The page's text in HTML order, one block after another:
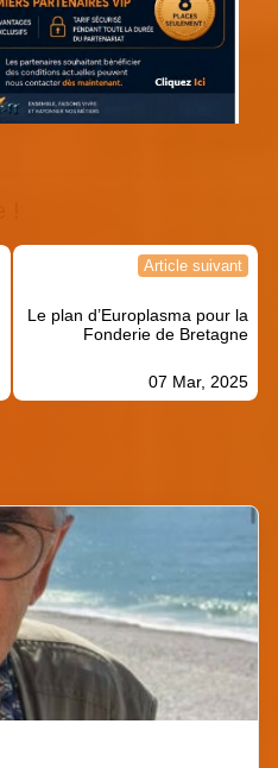
Article suivant
Le plan d’Europlasma pour la
Fonderie de Bretagne
07 Mar, 2025